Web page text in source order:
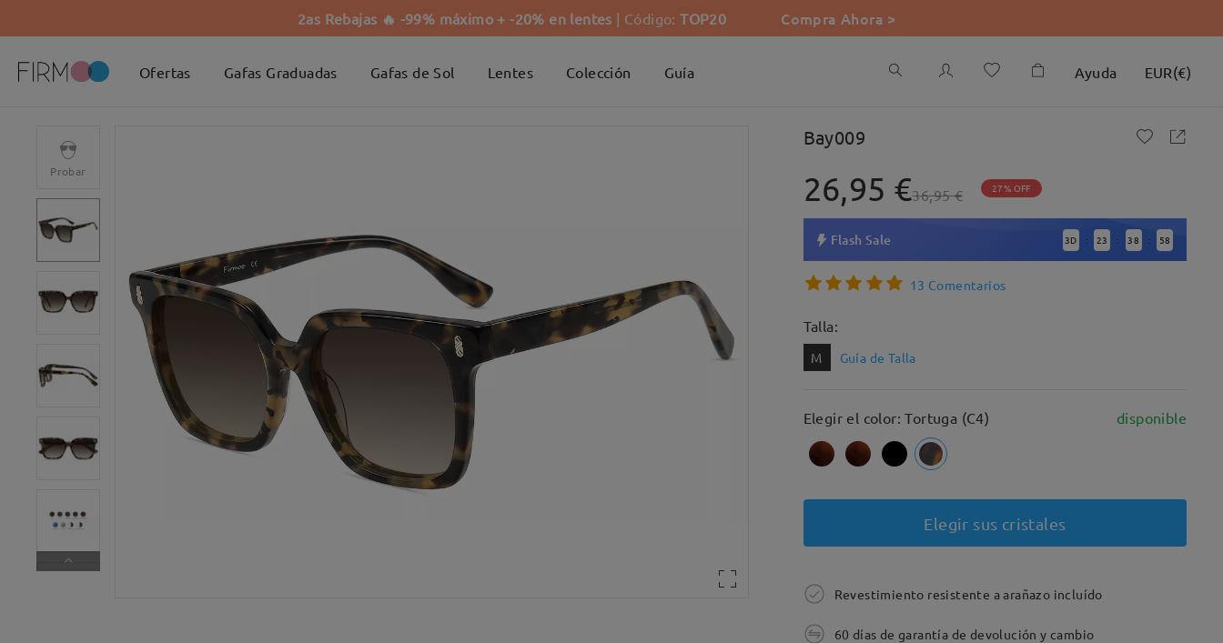
2as Rebajas 🔥 -99% máximo + -20% en lentes | Código:TOP20 Compra Ahora >
Ofertas Gafas Graduadas Gafas de Sol Lentes Colección Guía Ayuda EUR(€)
Probar
Bay009
26,95 €36,95 € 27% OFF
Flash Sale 3D : 23 : 38 : 57
13 Comentarios
Talla:
M Guía de Talla
Elegir el color: Tortuga (C4) disponible
Elegir sus cristales
Revestimiento resistente a arañazo incluído
60 días de garantía de devolución y cambio